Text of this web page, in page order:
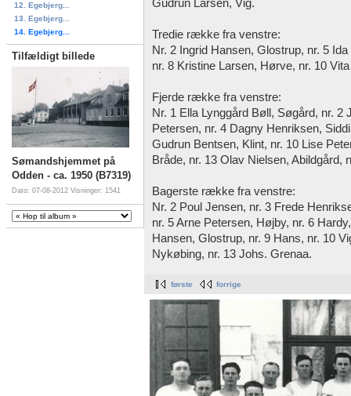
12. Egebjerg...
13. Egebjerg...
14. Egebjerg...
Tilfældigt billede
Sømandshjemmet på
Odden - ca. 1950 (B7319)
Dato: 07-08-2012 Visninger: 1541
Gudrun Larsen, Vig.
Tredie række fra venstre:
Nr. 2 Ingrid Hansen, Glostrup, nr. 5
nr. 8 Kristine Larsen, Hørve, nr. 10
Fjerde række fra venstre:
Nr. 1 Ella Lynggård Bøll, Søgård, nr.
Petersen, nr. 4 Dagny Henriksen,
Gudrun Bentsen, Klint, nr. 10 Lise
Bråde, nr. 13 Olav Nielsen, Abildgård,
Bagerste række fra venstre:
Nr. 2 Poul Jensen, nr. 3 Frede
nr. 5 Arne Petersen, Højby, nr. 6
Hansen, Glostrup, nr. 9 Hans, nr. 10
Nykøbing, nr. 13 Johs. Grenaa.
første forrige